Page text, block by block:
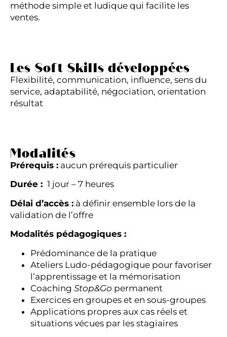
méthode simple et ludique qui facilite les
ventes.
Les Soft Skills développées
Flexibilité, communication, influence, sens du
service, adaptabilité, négociation, orientation
résultat
Modalités
Prérequis : aucun prérequis particulier
Durée : 1 jour – 7 heures
Délai d’accès : à définir ensemble lors de la
validation de l’offre
Modalités pédagogiques :
Prédominance de la pratique
Ateliers Ludo-pédagogique pour favoriser
l’apprentissage et la mémorisation
Coaching Stop&Go permanent
Exercices en groupes et en sous-groupes
Applications propres aux cas réels et
situations vécues par les stagiaires